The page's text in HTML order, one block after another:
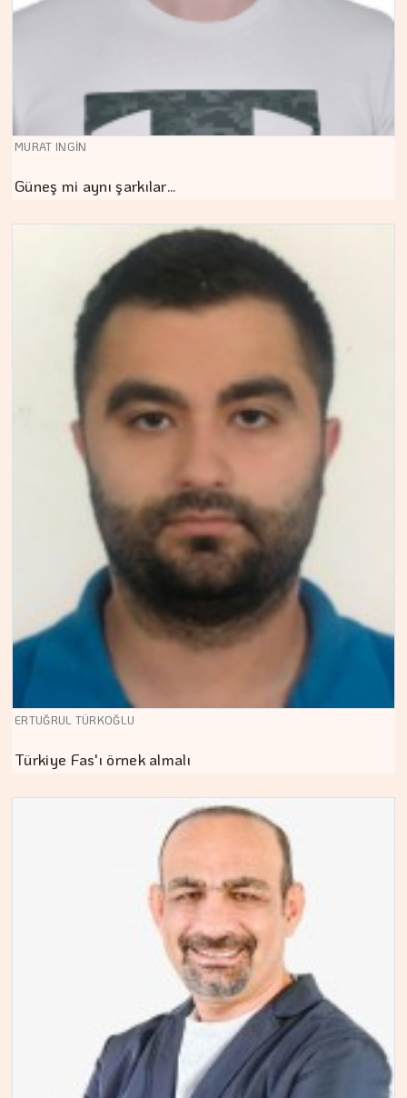
MURAT INGİN
Güneş mi aynı şarkılar…
ERTUĞRUL TÜRKOĞLU
Türkiye Fas'ı örnek almalı